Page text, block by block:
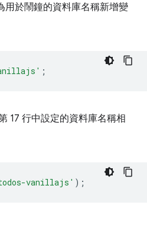
用於鬧鐘的資料庫名稱新增變
;
17 行中設定的資料庫名稱相
vanillajs' );